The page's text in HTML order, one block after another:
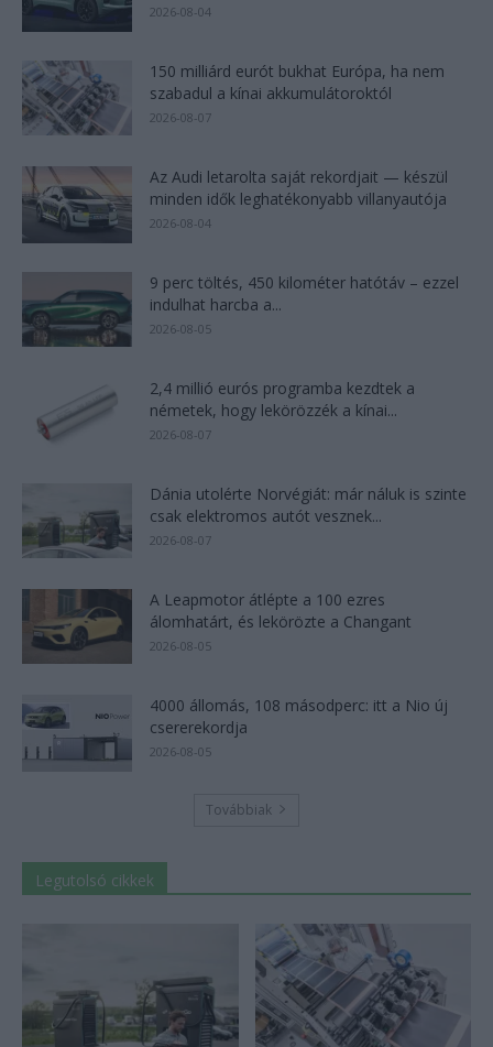
2026-08-04
150 milliárd eurót bukhat Európa, ha nem
szabadul a kínai akkumulátoroktól
2026-08-07
Az Audi letarolta saját rekordjait — készül
minden idők leghatékonyabb villanyautója
2026-08-04
9 perc töltés, 450 kilométer hatótáv – ezzel
indulhat harcba a...
2026-08-05
2,4 millió eurós programba kezdtek a
németek, hogy lekörözzék a kínai...
2026-08-07
Dánia utolérte Norvégiát: már náluk is szinte
csak elektromos autót vesznek...
2026-08-07
A Leapmotor átlépte a 100 ezres
álomhatárt, és lekörözte a Changant
2026-08-05
4000 állomás, 108 másodperc: itt a Nio új
csererekordja
2026-08-05
Továbbiak
Legutolsó cikkek